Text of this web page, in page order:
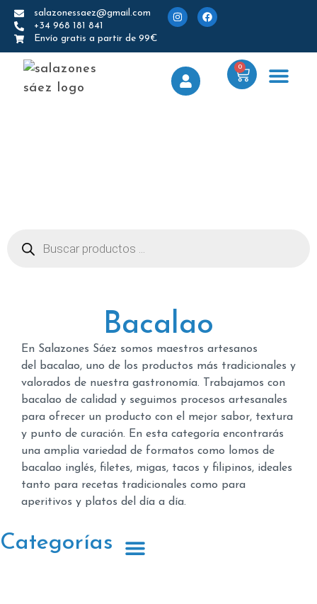
salazonessaez@gmail.com
+34 968 181 841
Envío gratis a partir de 99€
0
Bacalao
En Salazones Sáez somos maestros artesanos
del
bacalao, uno de los productos más tradicionales y
valorados de nuestra gastronomía. Trabajamos con
bacalao de calidad y seguimos procesos artesanales
para ofrecer un producto con el mejor sabor, textura
y punto de curación. En esta categoría encontrarás
una amplia variedad de formatos como
lomos de
bacalao inglés, filetes, migas, tacos y filipinos, ideales
tanto para recetas tradicionales como para
aperitivos y platos del día a día.
Categorías